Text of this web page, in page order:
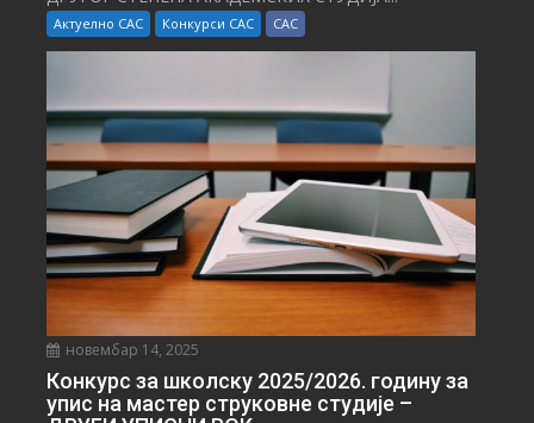
Актуелно САС Конкурси САС САС
новембар 14, 2025
Конкурс за школску 2025/⁠2026. годину за
упис на мастер струковне студије –